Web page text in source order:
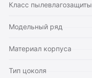
Класс пылевлагозащиты
Модельный ряд
Материал корпуса
Тип цоколя